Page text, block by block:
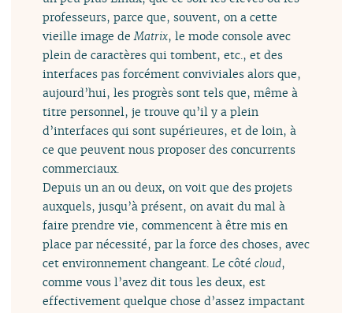
professeurs, parce que, souvent, on a cette
vieille image deMatrix, le mode console avec
plein de caractères qui tombent, etc., et des
interfaces pas forcément conviviales alors que,
aujourd’hui, les progrès sont tels que, même à
titre personnel, je trouve qu’il y a plein
d’interfaces qui sont supérieures, et de loin, à
ce que peuvent nous proposer des concurrents
commerciaux.
Depuis un an ou deux, on voit que des projets
auxquels, jusqu’à présent, on avait du mal à
faire prendre vie, commencent à être mis en
place par nécessité, par la force des choses, avec
cet environnement changeant. Le côtécloud,
comme vous l’avez dit tous les deux, est
effectivement quelque chose d’assez impactant